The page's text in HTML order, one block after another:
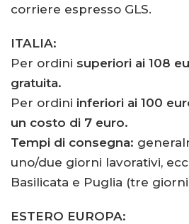
corriere espresso GLS.
ITALIA:
Per ordini superiori ai 108
gratuita.
Per ordini inferiori ai 100
un costo di 7 euro.
Tempi di consegna:
uno/due giorni lavorativi,
Basilicata e Puglia (tre
ESTERO EUROPA: